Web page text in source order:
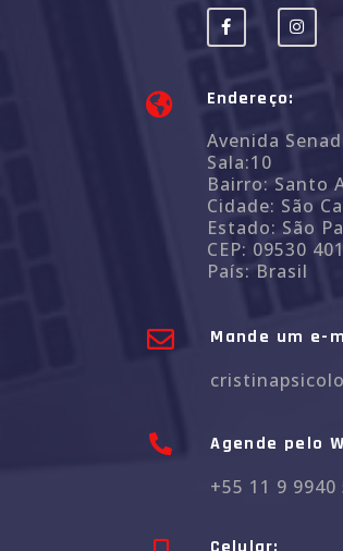
Endereço:
Avenida
Sala:10
Bairro: Santo
Cidade: São
Estado: São
CEP: 09530 401
País: Brasil
Mande um e-
Agende pelo
+55 11 9 9940